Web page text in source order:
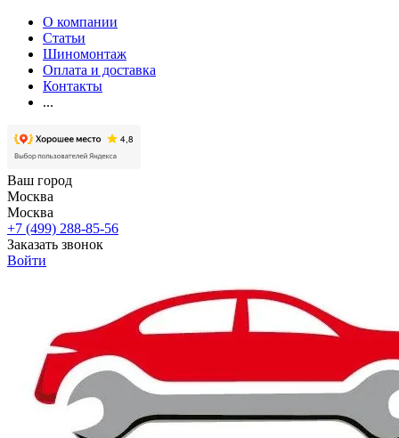
О компании
Статьи
Шиномонтаж
Оплата и доставка
Контакты
...
Ваш город
Москва
Москва
+7 (499) 288-85-56
Заказать звонок
Войти